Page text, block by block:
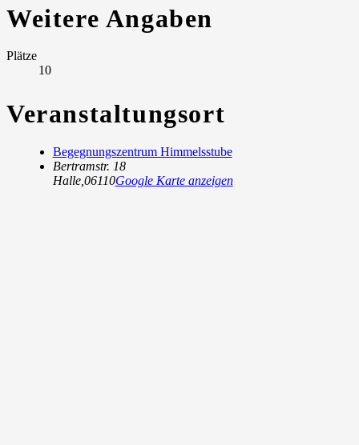
Weitere Angaben
Plätze
10
Veranstaltungsort
Begegnungszentrum Himmelsstube
Bertramstr. 18
Halle, 06110Google Karte anzeigen